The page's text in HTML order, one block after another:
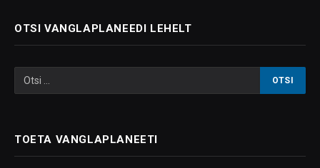
OTSI VANGLAPLANEEDI LEHELT
TOETA VANGLAPLANEETI